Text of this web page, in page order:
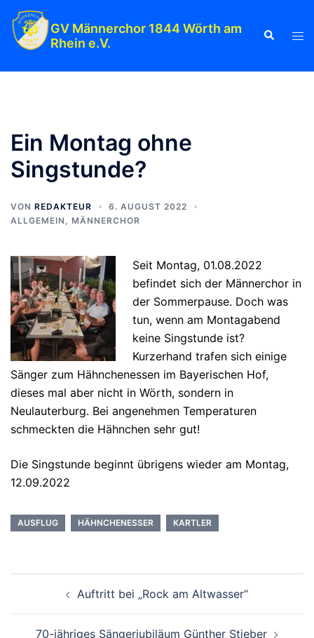
Zum
Inhalt
springen
GV Männerchor 1844 Wörth am
Rhein e.V.
Suche
Ein Montag ohne
Singstunde?
VON REDAKTEUR
6. AUGUST 2022
ALLGEMEIN
MÄNNERCHOR
Seit Montag, 01.08.2022
befindet sich der Männerchor in
der Sommerpause. Doch was
tun, wenn am Montagabend
keine Singstunde ist?
Kurzerhand trafen sich einige
Sänger zum Hähnchenessen im Bayerischen Hof,
dieses mal aber nicht in Wörth, sondern in
Neulauterburg. Bei angenehmen Temperaturen
schmeckten die Hähnchen sehr gut!
Die Singstunde beginnt übrigens wieder am Montag,
12.09.2022
AUSFLUG HÄHNCHENESSER KARTLER
Auftritt bei „Rock am Altwasser“
70-jähriges Sängerjubiläum Günther Stieber